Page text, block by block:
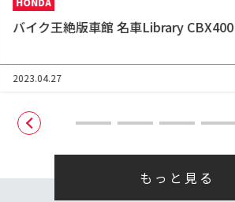
バイク王絶版車館 名車Library Z1000R
2023.04.27
もっと見る